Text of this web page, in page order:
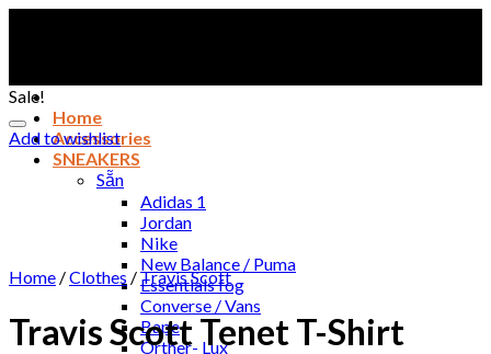
Home
Accessories
SNEAKERS
Sẵn
Adidas 1
Jordan
Nike
New Balance / Puma
Essentials fog
Converse / Vans
Bape
Orther- Lux
Sale!
Add to wishlist
Home /Clothes /Travis Scott
Travis Scott Tenet T-Shirt